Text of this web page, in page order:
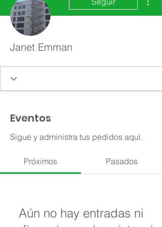
Janet Emman
Eventos
Sigue y administra tus pedidos aquí.
Próximos Pasados
Aún no hay entradas ni